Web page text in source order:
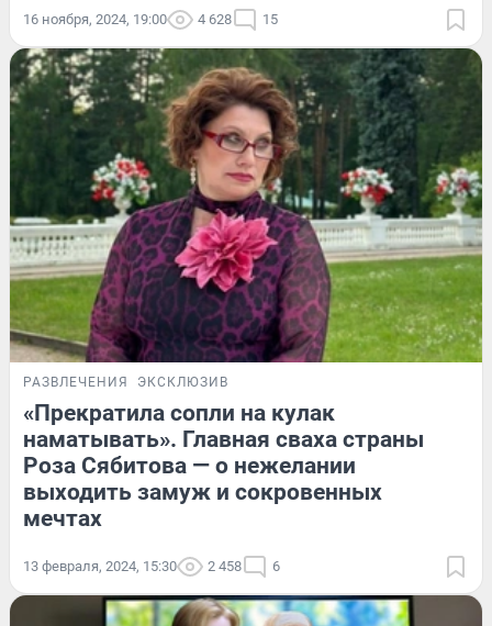
16 ноября, 2024, 19:00 4 628 15
РАЗВЛЕЧЕНИЯ ЭКСКЛЮЗИВ
«Прекратила сопли на кулак
наматывать». Главная сваха страны
Роза Сябитова — о нежелании
выходить замуж и сокровенных
мечтах
13 февраля, 2024, 15:30 2 458 6